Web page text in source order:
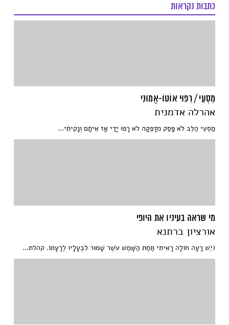
כתבות נקראות
מַסְעֵי / רִפּוּי אוֹטוֹ-אֱמוּנִי
אהרלה אדמנית
מַסְעֵי הַלֵּב לֹא פָּסַק מִדָּפְקָה לֹא רָפוּ יָדַי אָז אֵיתָם וְנָקִיתִי...
מי שראה בעיניו את היופי
אורציון ברתנא
(יֵשׁ רָעָה חוֹלָה רָאִיתִי תַּחַת הַשָּׁמֶשׁ עֹשֶׁר שָׁמוּר לִבְעָלָיו לְרָעָתוֹ. קהלת...